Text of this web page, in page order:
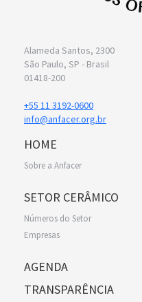
Alameda Santos, 2300
São Paulo, SP - Brasil
01418-200
+55 11 3192-0600
info@anfacer.org.br
HOME
Sobre a Anfacer
SETOR CERÂMICO
Números do Setor
Empresas
AGENDA
TRANSPARÊNCIA